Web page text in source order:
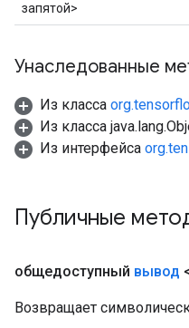
запятой>
Унаследованные
Из класса
Из класса
Из интерфейса
Публичные
общедоступный вывод
Возвращает